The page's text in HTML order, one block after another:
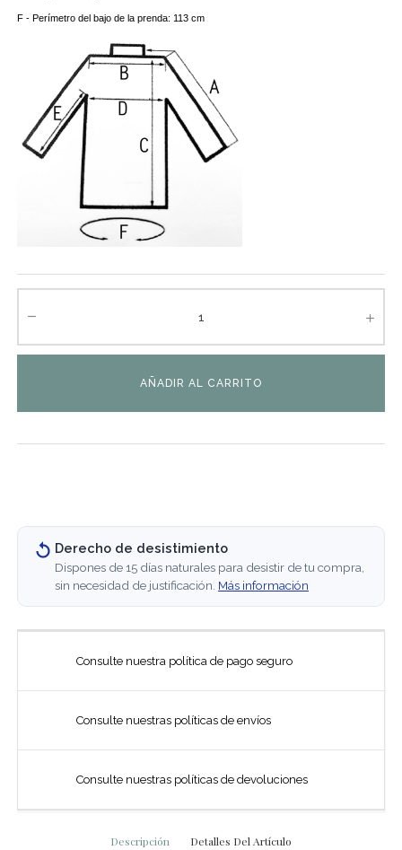
F - Perímetro del bajo de la prenda: 113 cm
AÑADIR AL CARRITO
Derecho de desistimiento
Dispones de 15 días naturales para desistir de tu compra,
sin necesidad de justificación. Más información
Consulte nuestra política de pago seguro
Consulte nuestras políticas de envíos
Consulte nuestras políticas de devoluciones
Descripción Detalles Del Artículo